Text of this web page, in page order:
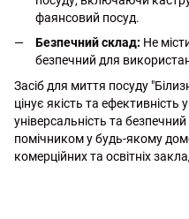
фаянсовий посуд.
Безпечний склад: Не
безпечний для
Засіб для миття посуду
цінує якість та ефективність
універсальність та
помічником у будь-якому
комерційних та освітніх